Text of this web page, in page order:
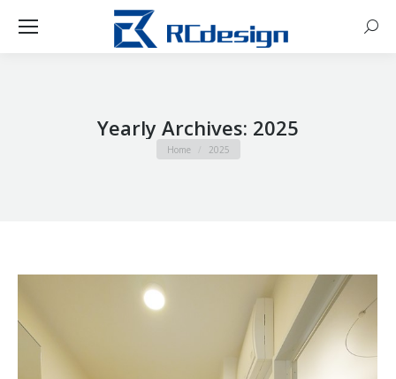
Yearly Archives: 2025
You are here:
Home 2025